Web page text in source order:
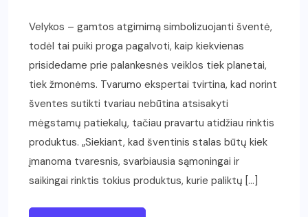
Velykos – gamtos atgimimą simbolizuojanti šventė,
todėl tai puiki proga pagalvoti, kaip kiekvienas
prisidedame prie palankesnės veiklos tiek planetai,
tiek žmonėms. Tvarumo ekspertai tvirtina, kad norint
šventes sutikti tvariau nebūtina atsisakyti
mėgstamų patiekalų, tačiau pravartu atidžiau rinktis
produktus. „Siekiant, kad šventinis stalas būtų kiek
įmanoma tvaresnis, svarbiausia sąmoningai ir
saikingai rinktis tokius produktus, kurie paliktų […]